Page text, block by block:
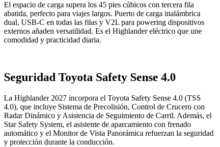
El espacio de carga supera los 45 pies cúbicos con tercera fila
abatida, perfecto para viajes largos. Puerto de carga inalámbrica
dual, USB-C en todas las filas y V2L para powering dispositivos
externos añaden versatilidad. Es el Highlander eléctrico que une
comodidad y practicidad diaria.
Seguridad Toyota Safety Sense 4.0
La Highlander 2027 incorpora el Toyota Safety Sense 4.0 (TSS
4.0), que incluye Sistema de Precolisión, Control de Crucero con
Radar Dinámico y Asistencia de Seguimiento de Carril. Además, el
Star Safety System, el asistente de aparcamiento con frenado
automático y el Monitor de Vista Panorámica refuerzan la seguridad
y protección durante la conducción.